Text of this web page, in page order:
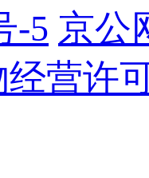
-5 京公
经营许